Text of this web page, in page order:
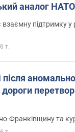
аналог
підтримку у
т.
Франківщину та